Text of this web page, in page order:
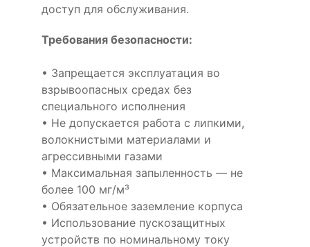
доступ для обслуживания.
Требования безопасности:
• Запрещается эксплуатация во
взрывоопасных средах без
специального исполнения
• Не допускается работа с липкими,
волокнистыми материалами и
агрессивными газами
• Максимальная запыленность — не
более 100 мг/м³
• Обязательное заземление корпуса
• Использование пускозащитных
устройств по номинальному току